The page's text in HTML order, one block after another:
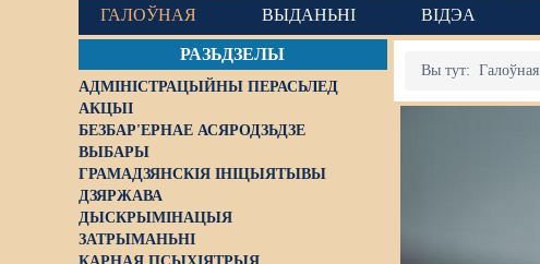
ГАЛОЎНАЯ ВЫДАНЬНІ ВІДЭА
РАЗЬДЗЕЛЫ
АДМІНІСТРАЦЫЙНЫ ПЕРАСЬЛЕД
АКЦЫІ
БЕЗБАР'ЕРНАЕ АСЯРОДЗЬДЗЕ
ВЫБАРЫ
ГРАМАДЗЯНСКІЯ ІНІЦЫЯТЫВЫ
ДЗЯРЖАВА
ДЫСКРЫМІНАЦЫЯ
ЗАТРЫМАНЬНІ
Вы тут:Галоўная